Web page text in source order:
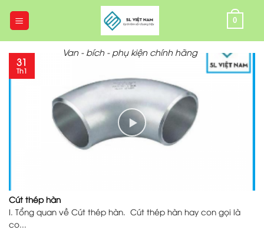
Van - bích - phụ kiện chính hãng
0
Cút thép hàn
I. Tổng quan về Cút thép hàn. Cút thép hàn hay con gọi là
co...
31
Th1